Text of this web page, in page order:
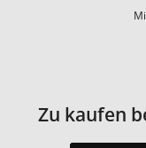
Zu kaufen